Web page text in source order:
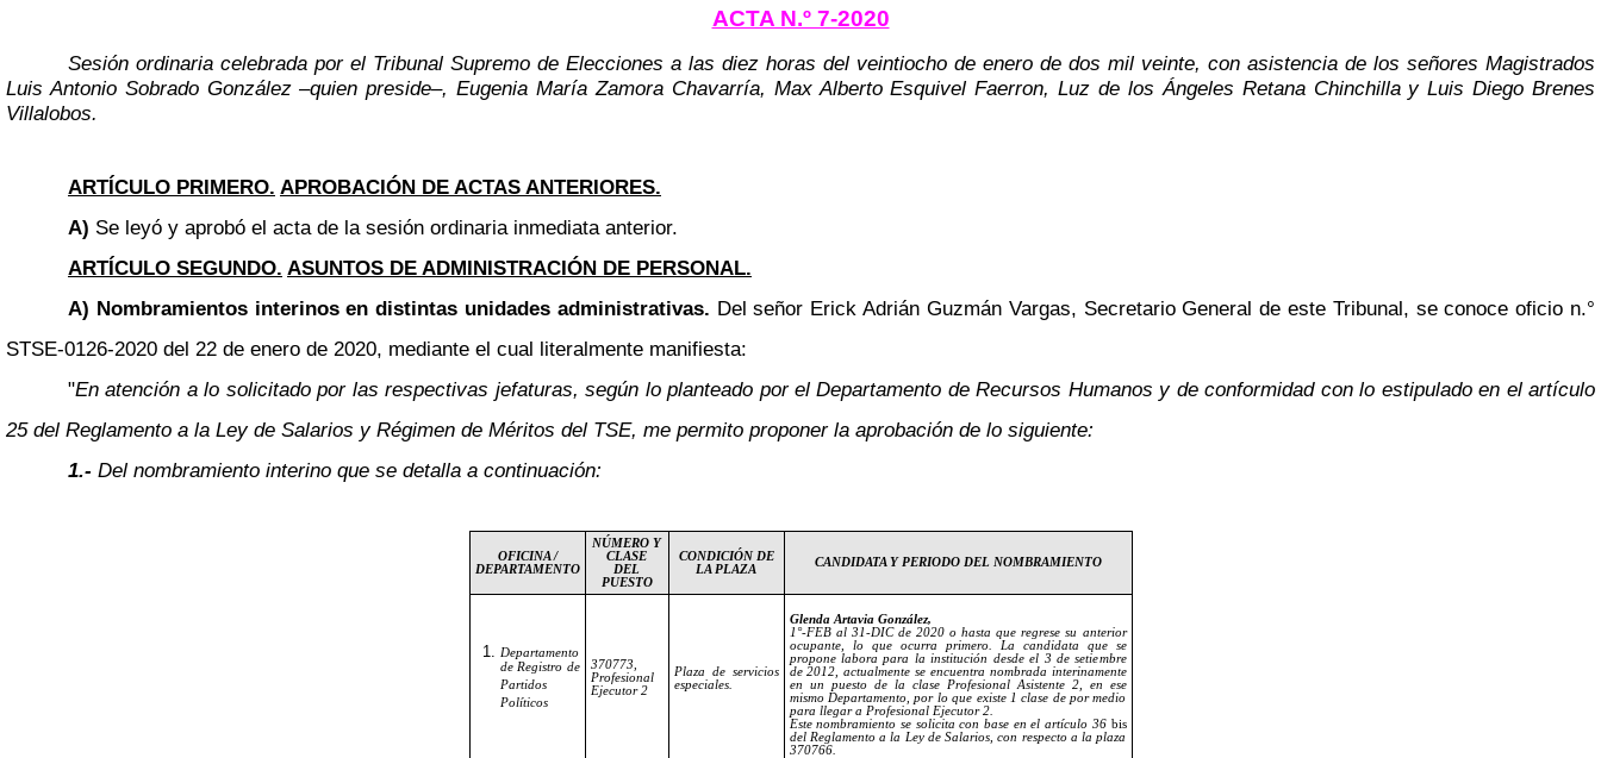
ACTA N.º 7-2020
Sesión ordinaria celebrada por el Tribunal Supremo de Elecciones a las diez horas del veintiocho de enero de dos mil veinte, con asistencia de los señores Magistrados
Luis Antonio Sobrado González–quien preside–, Eugenia María Zamora Chavarría, Max Alberto Esquivel Faerron, Luz de los Ángeles Retana Chinchilla y Luis Diego Brenes
Villalobos.
ARTÍCULO PRIMERO. APROBACIÓN DE ACTAS ANTERIORES.
A) Se leyó y aprobó el acta de la sesión ordinaria inmediata anterior.
ARTÍCULO SEGUNDO. ASUNTOS DE ADMINISTRACIÓN DE PERSONAL.
A) Nombramientos interinos en distintas unidades administrativas. Del señor Erick Adrián Guzmán Vargas, Secretario General de este Tribunal, se conoce oficio n.°
STSE-0126-2020 del 22 de enero de 2020, mediante el cual literalmente manifiesta:
"En atención a lo solicitado por las respectivas jefaturas, según lo planteado por el Departamento de Recursos Humanos y de conformidad con lo estipulado en el artículo
25 del Reglamento a la Ley de Salarios y Régimen de Méritos del TSE, me permito proponer la aprobación de lo siguiente:
1.- Del nombramiento interino que se detalla a continuación:
OFICINA /
DEPARTAMENTO
NÚMERO Y
CLASE
DEL
PUESTO
CONDICIÓN DE
LA PLAZA
CANDIDATA Y PERIODO DEL NOMBRAMIENTO
Departamento
de Registro de
Partidos
Políticos
370773,
Profesional
Ejecutor 2
Plaza de servicios
especiales.
Glenda Artavia González,
1°-FEB al 31-DIC de 2020 o hasta que regrese su anterior
ocupante, lo que ocurra primero. La candidata que se
propone labora para la institución desde el 3 de setiembre
de 2012, actualmente se encuentra nombrada interinamente
en un puesto de la clase Profesional Asistente 2, en ese
mismo Departamento, por lo que existe 1 clase de por medio
para llegar a Profesional Ejecutor 2.
Este nombramiento se solicita con base en el artículo 36 bis
del Reglamento a la Ley de Salarios, con respecto a la plaza
370766.